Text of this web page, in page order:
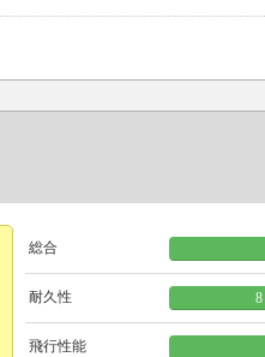
総合
耐久性 8
飛行性能